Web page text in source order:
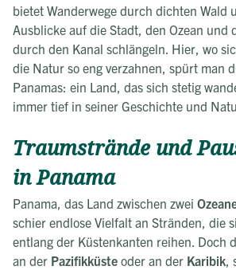
bietet Wanderwege durch dichten Wald
Ausblicke auf die Stadt, den Ozean und
durch den Kanal schlängeln. Hier, wo
die Natur so eng verzahnen, spürt man
Panamas: ein Land, das sich stetig
immer tief in seiner Geschichte und
Traumstrände und
in Panama
Panama, das Land zwischen zwei
schier endlose Vielfalt an Stränden, die
entlang der Küstenkanten reihen. Doch
an der Pazifikküste oder an der Karibik,